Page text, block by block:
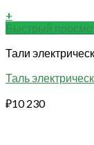
+
Быстрый
Тали
Таль
₽10 230